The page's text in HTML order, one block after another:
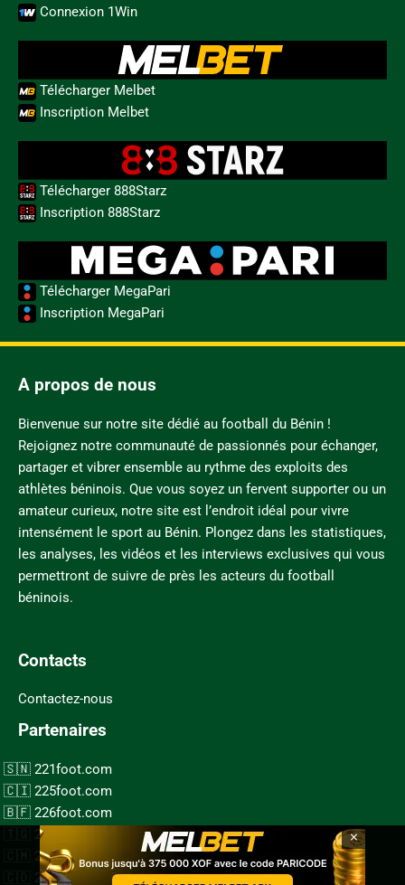
Connexion 1Win
Télécharger Melbet
Inscription Melbet
Télécharger 888Starz
Inscription 888Starz
Télécharger MegaPari
Inscription MegaPari
A propos de nous
Bienvenue sur notre site dédié au football du Bénin !
Rejoignez notre communauté de passionnés pour échanger,
partager et vibrer ensemble au rythme des exploits des
athlètes béninois. Que vous soyez un fervent supporter ou un
amateur curieux, notre site est l’endroit idéal pour vivre
intensément le sport au Bénin. Plongez dans les statistiques,
les analyses, les vidéos et les interviews exclusives qui vous
permettront de suivre de près les acteurs du football
béninois.
Contacts
Contactez-nous
Partenaires
221foot.com
225foot.com
226foot.com
228foot.com
237foot.com
243foot.com
×